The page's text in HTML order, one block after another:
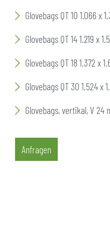
Glovebags QT 10 1.066 x
Glovebags QT 14 1.219 x
Glovebags QT 18 1.372 x
Glovebags QT 30 1.524 x
Glovebags, vertikal, V 24
Anfragen